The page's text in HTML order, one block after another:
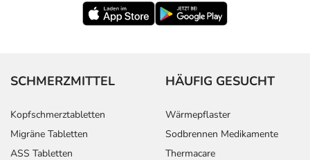
SCHMERZMITTEL
Kopfschmerztabletten
Migräne Tabletten
ASS Tabletten
HÄUFIG GESUCHT
Wärmepflaster
Sodbrennen Medikamente
Thermacare